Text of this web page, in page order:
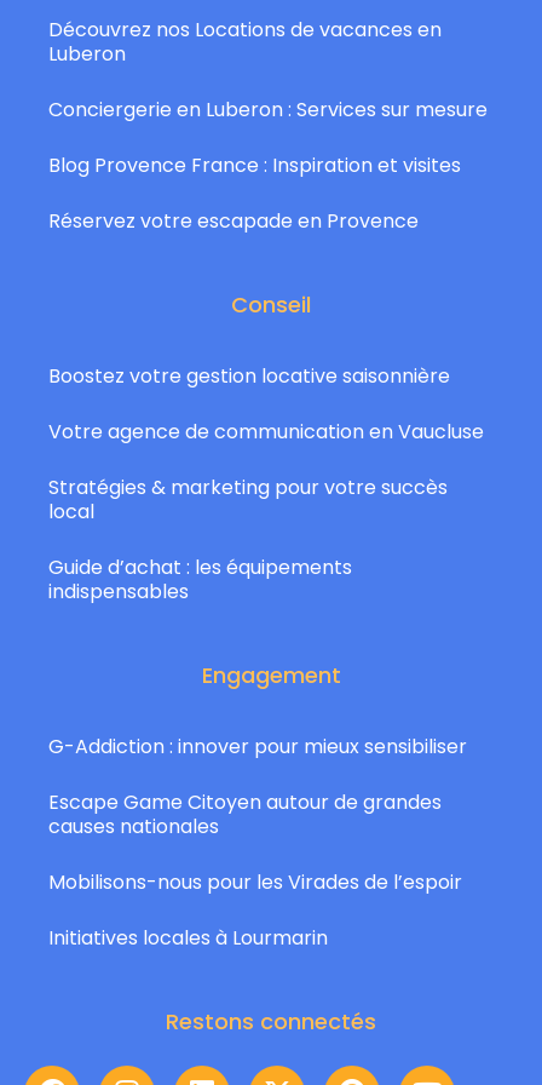
Découvrez nos Locations de vacances en
Luberon
Conciergerie en Luberon : Services sur mesure
Blog Provence France : Inspiration et visites
Réservez votre escapade en Provence
Conseil
Boostez votre gestion locative saisonnière
Votre agence de communication en Vaucluse
Stratégies & marketing pour votre succès
local
Guide d’achat : les équipements
indispensables
Engagement
G-Addiction : innover pour mieux sensibiliser
Escape Game Citoyen autour de grandes
causes nationales
Mobilisons-nous pour les Virades de l’espoir
Initiatives locales à Lourmarin
Restons connectés